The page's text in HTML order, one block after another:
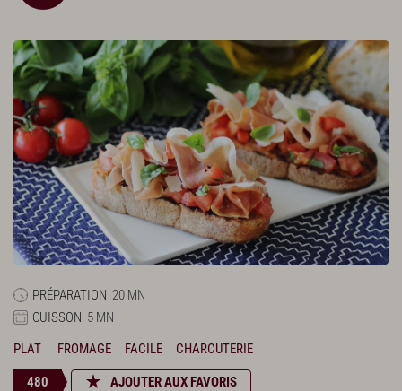
PRÉPARATION 20 MN
CUISSON 5 MN
PLAT
FROMAGE FACILE CHARCUTERIE
480 AJOUTER AUX FAVORIS